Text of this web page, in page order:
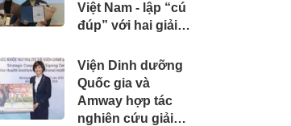
Việt Nam - lập “cú
đúp” với hai giải
cáo uy tín tại Việt
Nam và Hàn Quốc
Viện Dinh dưỡng
Quốc gia và
Amway hợp tác
nghiên cứu giải